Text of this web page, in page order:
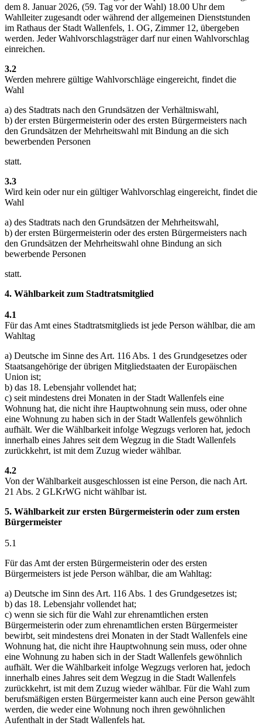
dem 8. Januar 2026, (59. Tag vor der Wahl) 18.00 Uhr dem
Wahlleiter zugesandt oder während der allgemeinen Dienststunden
im Rathaus der Stadt Wallenfels, 1. OG, Zimmer 12, übergeben
werden. Jeder Wahlvorschlagsträger darf nur einen Wahlvorschlag
einreichen.
3.2
Werden mehrere gültige Wahlvorschläge eingereicht, findet die
Wahl
a) des Stadtrats nach den Grundsätzen der Verhältniswahl,
b) der ersten Bürgermeisterin oder des ersten Bürgermeisters nach
den Grundsätzen der Mehrheitswahl mit Bindung an die sich
bewerbenden Personen
statt.
3.3
Wird kein oder nur ein gültiger Wahlvorschlag eingereicht, findet die
Wahl
a) des Stadtrats nach den Grundsätzen der Mehrheitswahl,
b) der ersten Bürgermeisterin oder des ersten Bürgermeisters nach
den Grundsätzen der Mehrheitswahl ohne Bindung an sich
bewerbende Personen
statt.
4. Wählbarkeit zum Stadtratsmitglied
4.1
Für das Amt eines Stadtratsmitglieds ist jede Person wählbar, die am
Wahltag
a) Deutsche im Sinne des Art. 116 Abs. 1 des Grundgesetzes oder
Staatsangehörige der übrigen Mitgliedstaaten der Europäischen
Union ist;
b) das 18. Lebensjahr vollendet hat;
c) seit mindestens drei Monaten in der Stadt Wallenfels eine
Wohnung hat, die nicht ihre Hauptwohnung sein muss, oder ohne
eine Wohnung zu haben sich in der Stadt Wallenfels gewöhnlich
aufhält. Wer die Wählbarkeit infolge Wegzugs verloren hat, jedoch
innerhalb eines Jahres seit dem Wegzug in die Stadt Wallenfels
zurückkehrt, ist mit dem Zuzug wieder wählbar.
4.2
Von der Wählbarkeit ausgeschlossen ist eine Person, die nach Art.
21 Abs. 2 GLKrWG nicht wählbar ist.
5. Wählbarkeit zur ersten Bürgermeisterin oder zum ersten
Bürgermeister
5.1
Für das Amt der ersten Bürgermeisterin oder des ersten
Bürgermeisters ist jede Person wählbar, die am Wahltag:
a) Deutsche im Sinn des Art. 116 Abs. 1 des Grundgesetzes ist;
b) das 18. Lebensjahr vollendet hat;
c) wenn sie sich für die Wahl zur ehrenamtlichen ersten
Bürgermeisterin oder zum ehrenamtlichen ersten Bürgermeister
bewirbt, seit mindestens drei Monaten in der Stadt Wallenfels eine
Wohnung hat, die nicht ihre Hauptwohnung sein muss, oder ohne
eine Wohnung zu haben sich in der Stadt Wallenfels gewöhnlich
aufhält. Wer die Wählbarkeit infolge Wegzugs verloren hat, jedoch
innerhalb eines Jahres seit dem Wegzug in die Stadt Wallenfels
zurückkehrt, ist mit dem Zuzug wieder wählbar. Für die Wahl zum
berufsmäßigen ersten Bürgermeister kann auch eine Person gewählt
werden, die weder eine Wohnung noch ihren gewöhnlichen
Aufenthalt in der Stadt Wallenfels hat.